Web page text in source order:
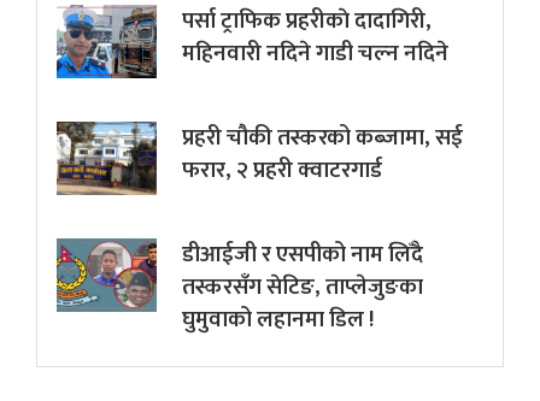
पर्सा ट्राफिक प्रहरीकाे दादागिरी,
महिनवारी नदिने गाडी चल्न नदिने
प्रहरी चौकी तस्करको कब्जामा, सई
फरार, २ प्रहरी क्वाटरगार्ड
डीआईजी र एसपीको नाम लिँदै
तस्करसँग सेटिङ, ताप्लेजुङका
घुमुवाको लहानमा डिल !